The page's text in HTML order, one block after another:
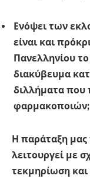
Ενόψει των
είναι και
Πανελληνίου το
διακύβευμα
διλλήματα που
φαρμακοποιών;
Η παράταξη μας
λειτουργεί με
τεκμηρίωση